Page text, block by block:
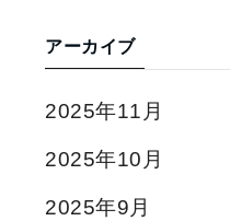
アーカイブ
2025年11月
2025年10月
2025年9月